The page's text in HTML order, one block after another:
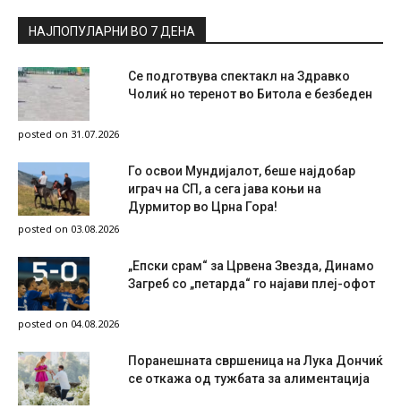
НАЈПОПУЛАРНИ ВО 7 ДЕНА
Се подготвува спектакл на Здравко
Чолиќ но теренот во Битола е безбеден
posted on 31.07.2026
Го освои Мундијалот, беше најдобар
играч на СП, а сега јава коњи на
Дурмитор во Црна Гора!
posted on 03.08.2026
„Епски срам“ за Црвена Звезда, Динамо
Загреб со „петарда“ го најави плеј-офот
posted on 04.08.2026
Поранешната свршеница на Лука Дончиќ
се откажа од тужбата за алиментација